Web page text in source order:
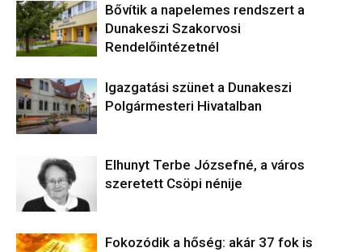
Bővítik a napelemes rendszert a
Dunakeszi Szakorvosi
Rendelőintézetnél
Igazgatási szünet a Dunakeszi
Polgármesteri Hivatalban
Elhunyt Terbe Józsefné, a város
szeretett Csöpi nénije
Fokozódik a hőség: akár 37 fok is